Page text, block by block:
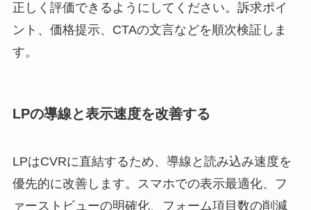
正しく評価できるようにしてください。訴求ポイ
ント、価格提示、CTAの文言などを順次検証しま
す。
LPの導線と表示速度を改善する
LPはCVRに直結するため、導線と読み込み速度を
優先的に改善します。スマホでの表示最適化、フ
ァーストビューの明確化、フォーム項目数の削減